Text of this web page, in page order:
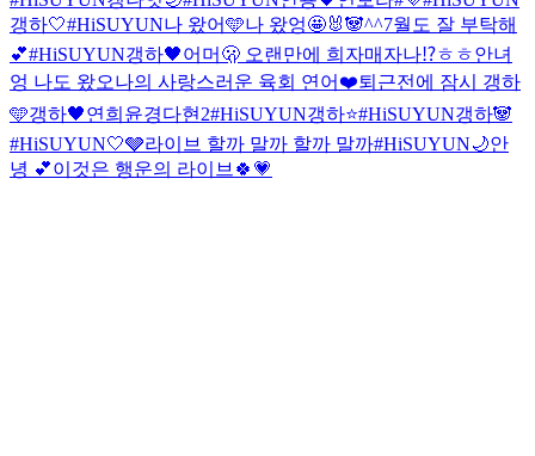
갱하🤍#HiSUYUN나 왔어🩵나 왔엉🤩🐰🐼^^7월도 잘 부탁해
💕#HiSUYUN갱하🖤어머🫢 오랜만에 희자매자나⁉️ㅎㅎ안녀
엉 나도 왔오나의 사랑스러운 육회 연어❤️퇴근전에 잠시 갱하
🩵갱하🖤연희윤경다현2#HiSUYUN갱하⭐️#HiSUYUN갱하🐼
#HiSUYUN🤍🩶라이브 할까 말까 할까 말까#HiSUYUN🌙안
녕 💕이것은 행운의 라이브🍀💗